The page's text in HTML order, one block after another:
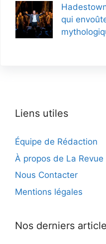
qui
Liens utiles
Équipe de Rédaction
À propos de La
Nous Contacter
Mentions légales
Nos derniers